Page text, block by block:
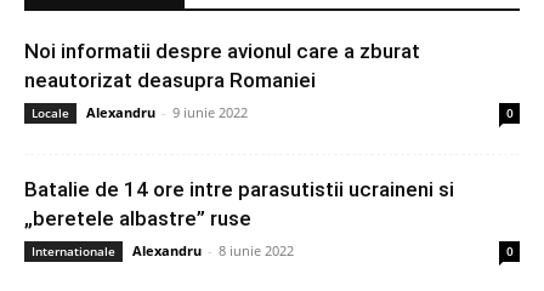
Noi informatii despre avionul care a zburat
neautorizat deasupra Romaniei
Locale Alexandru - 9 iunie 2022 0
Batalie de 14 ore intre parasutistii ucraineni si
„beretele albastre” ruse
Internationale Alexandru - 8 iunie 2022 0